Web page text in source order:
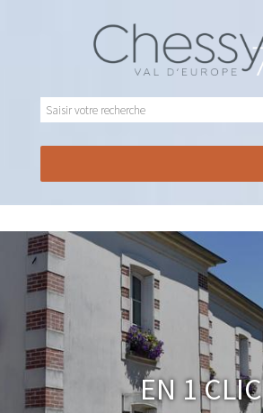
En 1 clic